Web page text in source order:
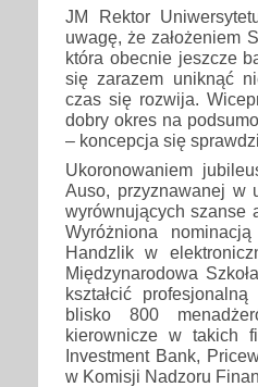
JM Rektor
uwagę, że założeniem
która obecnie jeszcze
się zarazem uniknąć
czas się rozwija.
dobry okres na
– koncepcja się
Ukoronowaniem
Auso, przyznawanej w
wyrównujących szanse
Wyróżniona
Handzlik w
Międzynarodowa
kształcić
blisko 800
kierownicze w takich
Investment Bank,
w Komisji Nadzoru